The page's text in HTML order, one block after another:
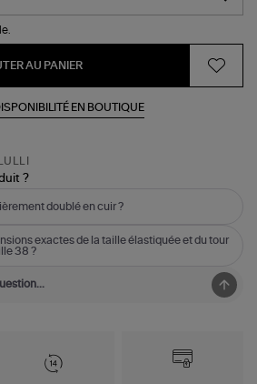
AU PANIER
EN BOUTIQUE
?
doublé en cuir ?
exactes de la taille élastiquée et du tour
38 ?